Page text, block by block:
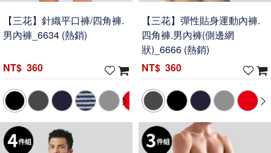
【三花】針織平口褲/四角褲.
男內褲_6634 (熱銷)
360
【三花】彈性貼身運動內褲.
四角褲.男內褲(側邊網
狀)_6666 (熱銷)
360